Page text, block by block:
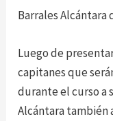
Barrales Alcántara
Luego de
capitanes que
durante el curso a
Alcántara también